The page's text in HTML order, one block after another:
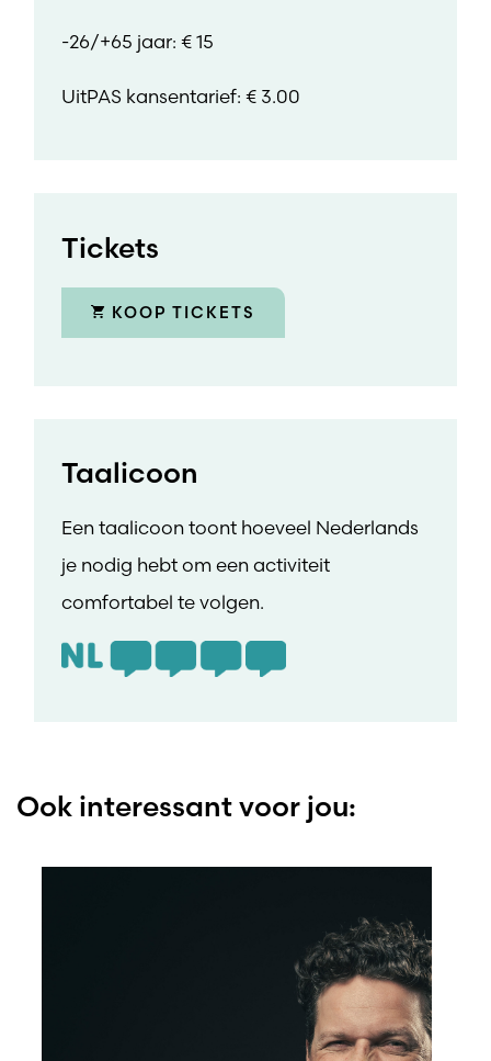
-26/+65 jaar: € 15
UitPAS kansentarief: € 3.00
Tickets
KOOP TICKETS
Taalicoon
Een taalicoon toont hoeveel Nederlands
je nodig hebt om een activiteit
comfortabel te volgen.
Ook interessant voor jou: